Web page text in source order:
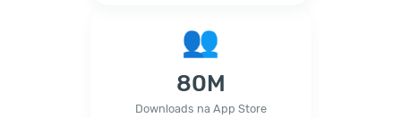
80M
Downloads na App Store